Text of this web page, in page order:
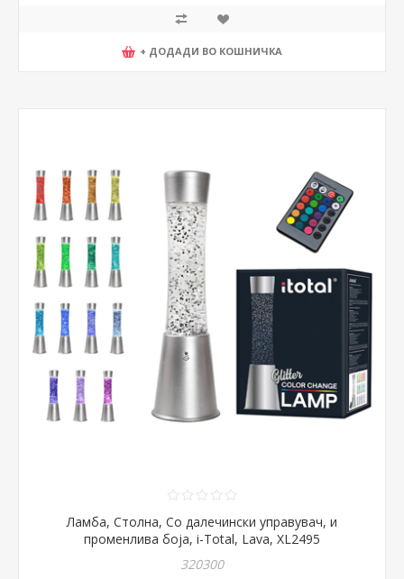
+ ДОДАДИ ВО КОШНИЧКА
Ламба, Столна, Со далечински управувач, и
променлива боја, i-Total, Lava, XL2495
320300